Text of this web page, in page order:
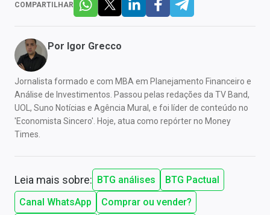
COMPARTILHAR
Por Igor Grecco
Jornalista formado e com MBA em Planejamento Financeiro e
Análise de Investimentos. Passou pelas redações da TV Band,
UOL, Suno Notícias e Agência Mural, e foi líder de conteúdo no
'Economista Sincero'. Hoje, atua como repórter no Money
Times.
Leia mais sobre: BTG análises
BTG Pactual
Canal WhatsApp
Comprar ou vender?